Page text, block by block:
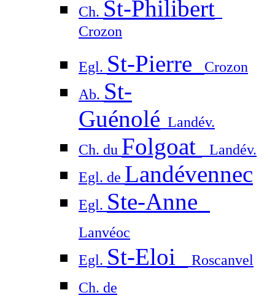
Ch. St-Philibert
Crozon
Egl. St-Pierre
Crozon
Ab. St-
Guénolé Landév.
Ch. du Folgoat
Landév.
Egl. de Landévennec
Egl. Ste-Anne
Lanvéoc
Egl. St-Eloi
Roscanvel
Ch. de